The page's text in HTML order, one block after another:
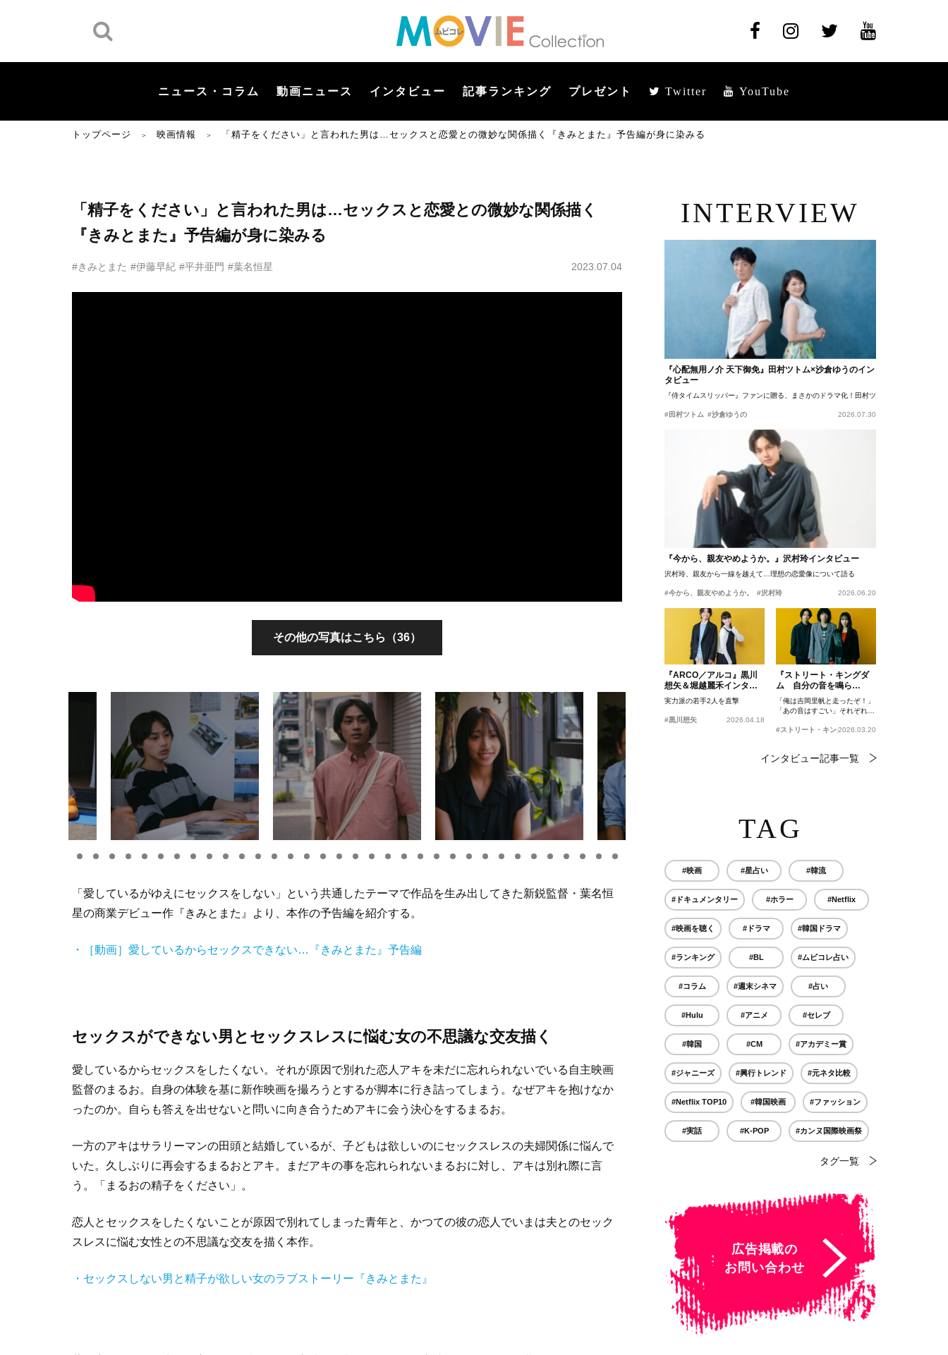
ニュース・コラム 動画ニュース インタビュー 記事ランキング プレゼント Twitter YouTube
トップページ ＞ 映画情報 ＞ 「精子をください」と言われた男は…セックスと恋愛との微妙な関係描く『きみとまた』予告編が身に染みる
「精子をください」と言われた男は…セックスと恋愛との微妙な関係描く
『きみとまた』予告編が身に染みる
#きみとまた #伊藤早紀 #平井亜門 #葉名恒星 2023.07.04
その他の写真はこちら（36）
「愛しているがゆえにセックスをしない」という共通したテーマで作品を生み出してきた新鋭監督・葉名恒
星の商業デビュー作『きみとまた』より、本作の予告編を紹介する。
・［動画］ 愛しているからセックスできない… 『きみとまた』予告編
セックスができない男とセックスレスに悩む女の不思議な交友描く
愛しているからセックスをしたくない。それが原因で別れた恋人アキを未だに忘れられないでいる自主映画
監督のまるお。自身の体験を基に新作映画を撮ろうとするが脚本に行き詰ってしまう。なぜアキを抱けなか
ったのか。自らも答えを出せないと問いに向き合うためアキに会う決心をするまるお。
一方のアキはサラリーマンの田頭と結婚しているが、子どもは欲しいのにセックスレスの夫婦関係に悩んで
いた。久しぶりに再会するまるおとアキ。まだアキの事を忘れられないまるおに対し、アキは別れ際に言
う。「まるおの精子をください」。
恋人とセックスをしたくないことが原因で別れてしまった青年と、かつての彼の恋人でいまは夫とのセック
スレスに悩む女性との不思議な交友を描く本作。
・セックスしない男と精子が欲しい女のラブストーリー『きみとまた』
INTERVIEW
『心配無用ノ介 天下御免』田村ツトム×沙倉ゆうのイン
タビュー
『侍タイムスリッパー』ファンに贈る、まさかのドラマ化！田村ツトム×沙倉ゆうのが語
#田村ツトム #沙倉ゆうの 2026.07.30
『今から、親友やめようか。』沢村玲インタビュー
沢村玲、親友から一線を越えて…理想の恋愛像について語る
#今から、親友やめようか。 #沢村玲 2026.06.20
『ARCO／アルコ』黒川
想矢＆堀越麗禾インタビ
ュー
実力派の若手2人を直撃
#黒川想矢 2026.04.18
『ストリート・キングダ
ム 自分の音を鳴ら
せ。』峯田和伸、若葉竜
也、吉岡里帆インタビュ
ー
「俺は吉岡里帆と走ったぞ！」
「あの音はすごい」それぞれの
#ストリート・キングダム 自分の音を鳴らせ。
2026.03.20
インタビュー記事一覧
TAG
#映画 #星占い #韓流
#ドキュメンタリー #ホラー #Netflix
#映画を聴く #ドラマ #韓国ドラマ
#ランキング #BL #ムビコレ占い
#コラム #週末シネマ #占い
#Hulu #アニメ #セレブ
#韓国 #CM #アカデミー賞
#ジャニーズ #興行トレンド #元ネタ比較
#Netflix TOP10 #韓国映画 #ファッション
#実話 #K-POP #カンヌ国際映画祭
タグ一覧
広告掲載の
お問い合わせ